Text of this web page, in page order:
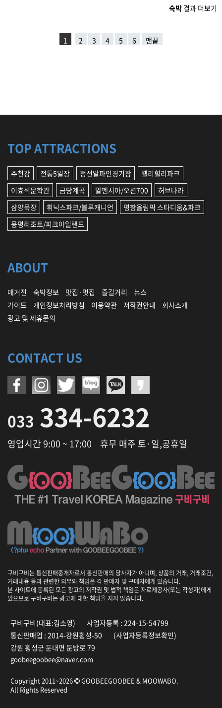
숙박 결과 더보기
1 2 3 4 5 6 맨끝
TOP ATTRACTIONS
주천강 전통5일장 정선알파인경기장
웰리힐리파크
이효석문학관
금당계곡 알펜시아/오션700
허브나라
삼양목장
휘닉스파크/블루캐니언
평창올림픽 스타디움&파크
용평리조트/피크아일랜드
ABOUT
매거진 숙박정보 맛집·멋집 즐길거리
뉴스
가이드
개인정보처리방침 이용약관 저작권안내
회사소개
광고 및 제휴문의
CONTACT US
033 334-6232
영업시간 9:00 ~ 17:00 휴무 매주 토·일,공휴일
구비구비는 통신판매중개자로서 통신판매의 당사자가 아니며, 상품의 거래, 거래조건,
거래내용 등과 관련한 의무와 책임은 각 판매자 및 구매자에게 있습니다.
본 사이트에 등록된 모든 광고의 저작권 및 법적 책임은 자료제공사(또는 작성자)에게
있으므로 구비구비는 광고에 대한 책임을 지지 않습니다.
구비구비(대표:김소영)
사업자등록 : 224-15-54799
통신판매업 : 2014-강원횡성-50
(사업자등록정보확인)
강원 횡성군 둔내면 둔방로 79
goobeegoobee@naver.com
Copyright 2011~2026 GOOBEEGOOBEE & MOOWABO.
All Rights Reserved